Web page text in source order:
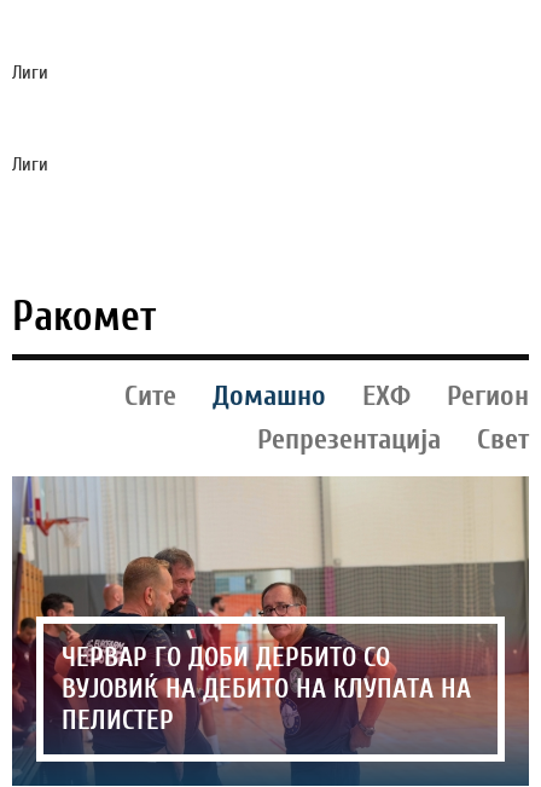
Лиги
Лиги
Ракомет
Сите Домашно ЕХФ
Регион
Репрезентација
Свет
ЧЕРВАР ГО ДОБИ ДЕРБИТО СО
ВУЈОВИЌ НА ДЕБИТО НА КЛУПАТА НА
ПЕЛИСТЕР